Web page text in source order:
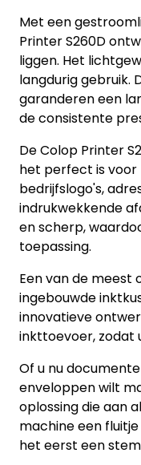
Met een
Printer S260D
liggen. Het
langdurig gebruik.
garanderen een
de consistente
De Colop Printer
het perfect is voor
bedrijfslogo's,
indrukwekkende
en scherp,
toepassing.
Een van de meest
ingebouwde
innovatieve
inkttoevoer, zodat
Of u nu
enveloppen wilt
oplossing die aan
machine een
het eerst een